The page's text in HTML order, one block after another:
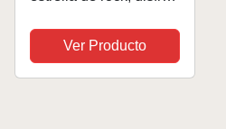
juego de metal pesado
de estrella de rock,
accesorios de Rockstar
Ver Producto